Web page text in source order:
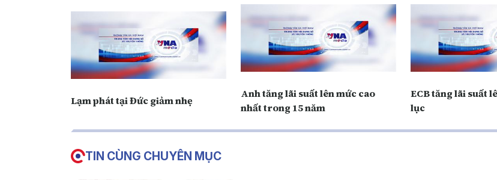
Lạm phát tại Đức giảm nhẹ
Anh tăng lãi suất lên mức cao
nhất trong 15 năm
ECB tăng lãi suất
lục
TIN CÙNG CHUYÊN MỤC